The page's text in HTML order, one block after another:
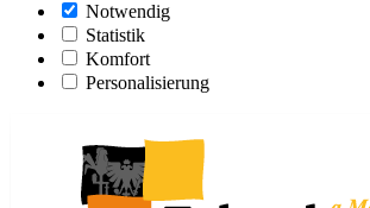
Notwendig
Statistik
Komfort
Personalisierung